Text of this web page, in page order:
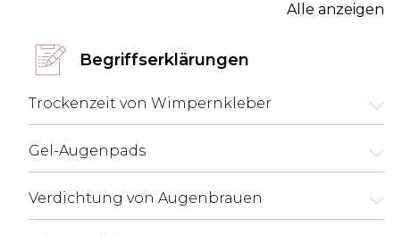
Alle anzeigen
Begriffserklärungen
Trockenzeit von Wimpernkleber
Gel-Augenpads
Verdichtung von Augenbrauen